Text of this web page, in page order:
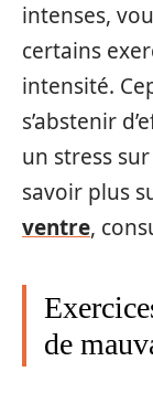
intenses,
certains
intensité.
s’abstenir
un stress
savoir plus
ventre,
de